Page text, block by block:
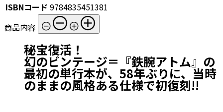
ISBNコード 9784835451381
商品内容
秘宝復活！
幻のビンテージ＝『鉄腕アトム』の
最初の単行本が、58年ぶりに、当時
のままの風格ある仕様で初復刻!!